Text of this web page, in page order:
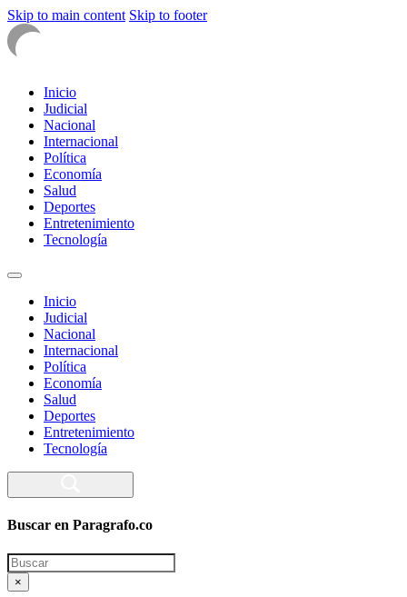
Skip to main content Skip to footer
Inicio
Judicial
Nacional
Internacional
Política
Economía
Salud
Deportes
Entretenimiento
Tecnología
Inicio
Judicial
Nacional
Internacional
Política
Economía
Salud
Deportes
Entretenimiento
Tecnología
Buscar en Paragrafo.co
Search
×